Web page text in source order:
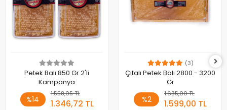
Petek Balı 850 Gr 2'li
Kampanya
%14
1.558,05 TL
1.346,72 TL
(3)
Çıtalı Petek Balı 2800 - 3200
Gr
%2
1.635,00 TL
1.599,00 TL